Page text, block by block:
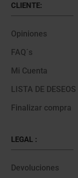
CLIENTE:
Opiniones
FAQ´s
Mi Cuenta
LISTA DE DESEOS
Finalizar compra
LEGAL :
Devoluciones